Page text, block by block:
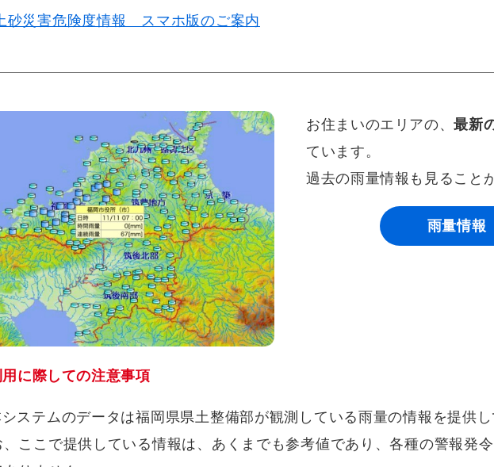
砂災害危険度情報 スマホ版のご案内
お住まいのエリアの、最新
ています。
過去の雨量情報も見ること
雨量情報
用に際しての注意事項
ステムのデータは福岡県県土整備部が観測している雨量の情報を提供
、ここで提供している情報は、あくまでも参考値であり、各種の警報発